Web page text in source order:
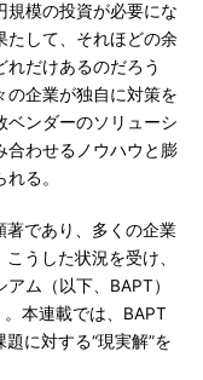
規模の投資が必要にな
たして、それほどの余
れだけあるのだろう
企業が独自に対策を
ベンダーのソリューシ
合わせるノウハウと膨
る。
であり、多くの企業
うした状況を受け、
ム（以下、BAPT）
本連載では、BAPT
に対する“現実解”を